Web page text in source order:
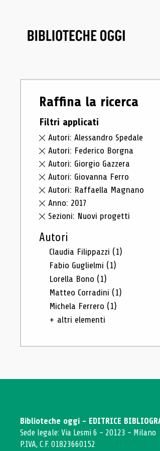
Raffina la ricerca
Filtri applicati
Autori: Alessandro Spedale
Autori: Federico Borgna
Autori: Giorgio Gazzera
Autori: Giovanna Ferro
Autori: Raffaella Magnano
Anno: 2017
Sezioni: Nuovi progetti
Autori
Claudia Filippazzi (1)
Fabio Guglielmi (1)
Lorella Bono (1)
Matteo Corradini (1)
Michela Ferrero (1)
+ altri elementi
Biblioteche oggi - EDITRICE
Sede legale: Via Lesmi 6 - 20123 - Milano
P.IVA, C.F. 01823660152